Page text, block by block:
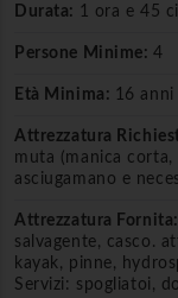
Durata: 1 ora e 45
Persone Minime:4
Età Minima: 16 anni
Attrezzatura
muta (manica corta,
asciugamano e
Attrezzatura Fornita:
salvagente, casco.
kayak, pinne,
Servizi: spogliatoi,